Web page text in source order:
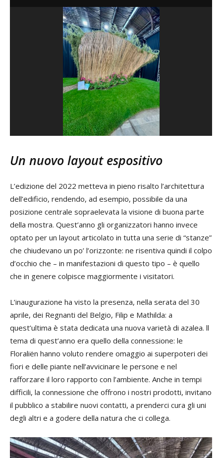
Un nuovo layout espositivo
L’edizione del 2022 metteva in pieno risalto l’architettura
dell’edificio, rendendo, ad esempio, possibile da una
posizione centrale sopraelevata la visione di buona parte
della mostra. Quest’anno gli organizzatori hanno invece
optato per un layout articolato in tutta una serie di “stanze”
che chiudevano un po’ l’orizzonte: ne risentiva quindi il colpo
d’occhio che – in manifestazioni di questo tipo – è quello
che in genere colpisce maggiormente i visitatori.
L’inaugurazione ha visto la presenza, nella serata del 30
aprile, dei Regnanti del Belgio, Filip e Mathilda: a
quest’ultima è stata dedicata una nuova varietà di azalea. ll
tema di quest’anno era quello della connessione: le
Floraliën hanno voluto rendere omaggio ai superpoteri dei
fiori e delle piante nell’avvicinare le persone e nel
rafforzare il loro rapporto con l’ambiente. Anche in tempi
difficili, la connessione che offrono i nostri prodotti, invitano
il pubblico a stabilire nuovi contatti, a prenderci cura gli uni
degli altri e a godere della natura che ci collega.